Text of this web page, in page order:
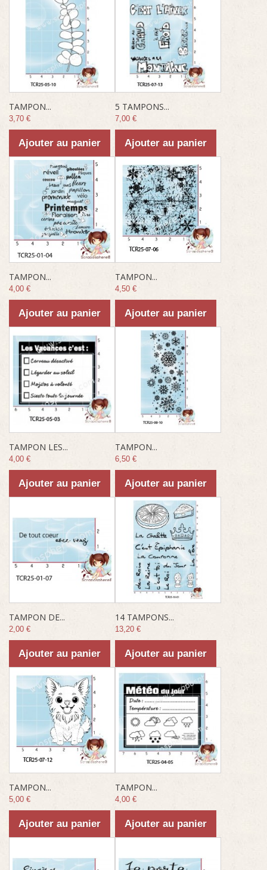
TAMPON...
3,70 €
Ajouter au panier
5 TAMPONS...
7,00 €
Ajouter au panier
TAMPON...
4,00 €
Ajouter au panier
TAMPON...
4,50 €
Ajouter au panier
TAMPON LES...
4,00 €
Ajouter au panier
TAMPON...
6,50 €
Ajouter au panier
TAMPON DE...
2,00 €
Ajouter au panier
14 TAMPONS...
13,20 €
Ajouter au panier
TAMPON...
5,00 €
Ajouter au panier
TAMPON...
4,00 €
Ajouter au panier